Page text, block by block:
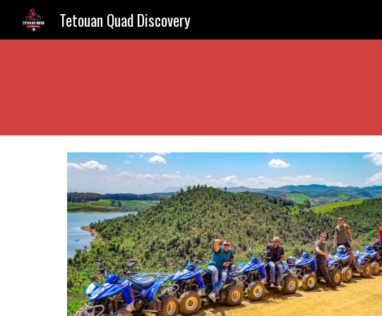
Tetouan Quad Discovery